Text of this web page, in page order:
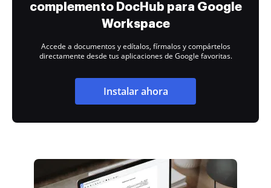
complemento DocHub para Google
Workspace
Accede a documentos y edítalos, fírmalos y compártelos
directamente desde tus aplicaciones de Google favoritas.
Instalar ahora